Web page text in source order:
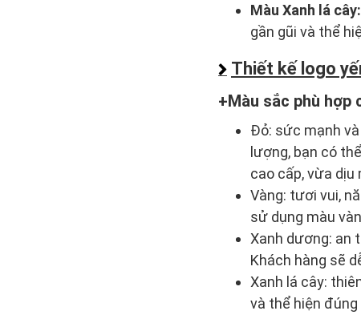
Màu Xanh lá cây:
gần gũi và thể
Thiết kế logo
Màu sắc phù hợp
Đỏ: sức mạnh
lượng, bạn có
cao cấp, vừa dịu
Vàng: tươi vui,
sử dụng màu
Xanh dương: an
Khách hàng sẽ
Xanh lá cây:
và thể hiện